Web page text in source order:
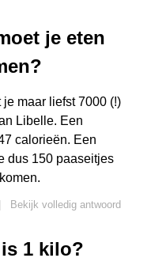
je eten
maar liefst 7000 (!)
Libelle. Een
calorieën. Een
dus 150 paaseitjes
Bekijk volledig antwoord
1 kilo?